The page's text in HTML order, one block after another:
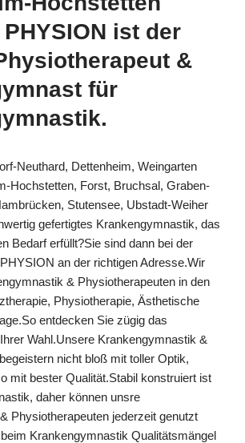
ist der
&
für
Neuthard, Dettenheim, Weingarten
Hochstetten, Forst, Bruchsal, Graben-
Stutensee, Ubstadt-Weiher
gefertigtes Krankengymnastik, das
Bedarf erfüllt?Sie sind dann bei der
an der richtigen Adresse.Wir
& Physiotherapeuten in den
Physiotherapie, Ästhetische
entdecken Sie zügig das
Wahl.Unsere Krankengymnastik &
nicht bloß mit toller Optik,
mit bester Qualität.Stabil konstruiert ist
daher können unsre
Physiotherapeuten jederzeit genutzt
Krankengymnastik Qualitätsmängel